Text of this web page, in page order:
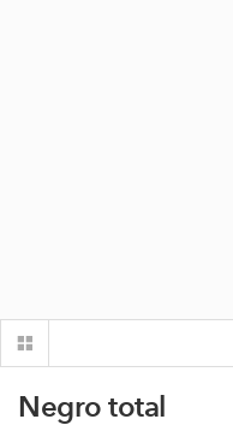
Negro total